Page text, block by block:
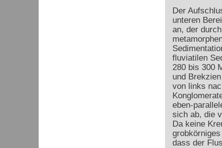
Der
unteren
an, der
fluviatilen
280 bis 300
und
von links
eben-
sich ab, die
Da keine
dass der